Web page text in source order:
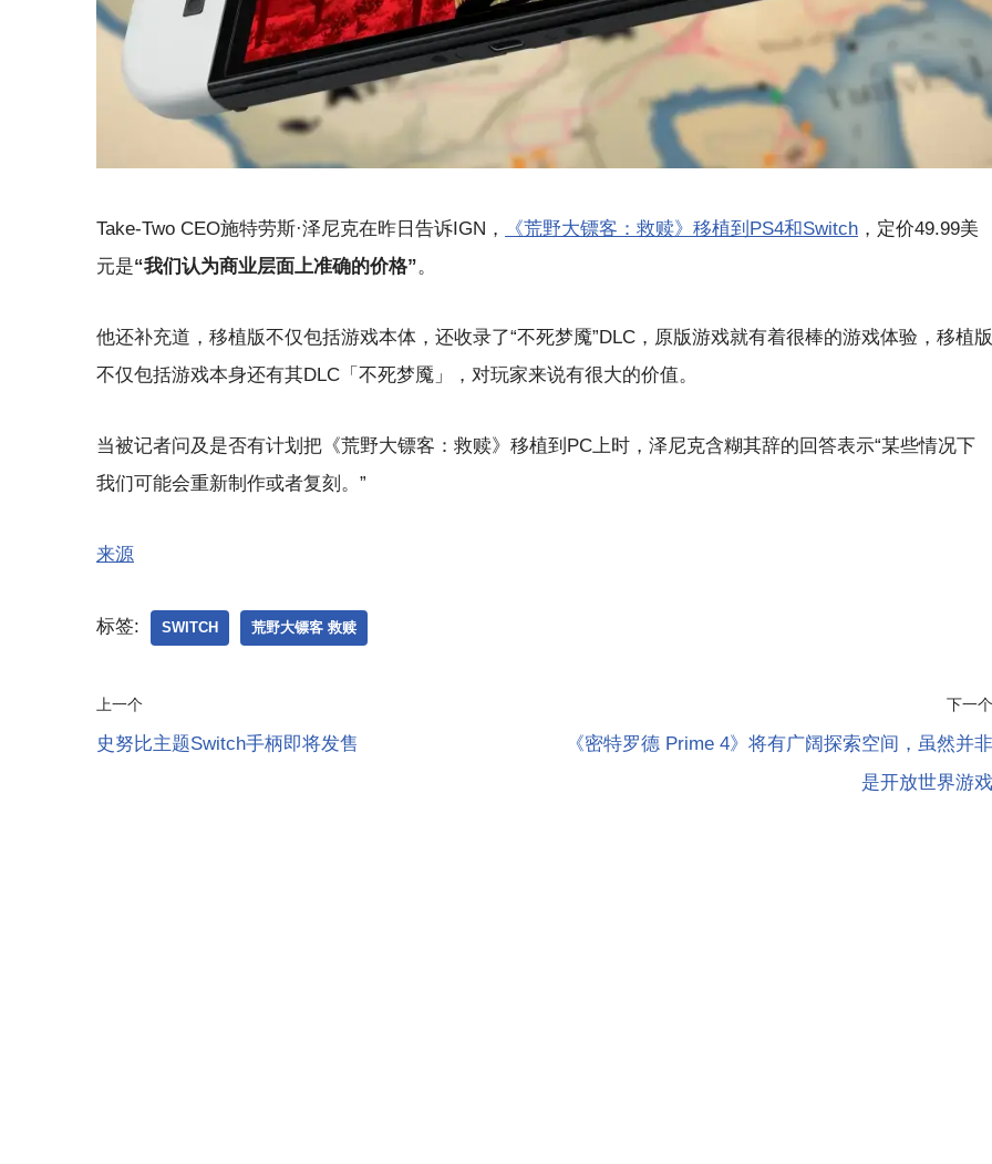
Take-Two CEO施特劳斯·泽尼克在昨日告诉IGN， 《荒野大镖客：救赎》移植到PS4和Switch ，定价49.99美
元是“我们认为商业层面上准确的价格”。
他还补充道，移植版不仅包括游戏本体，还收录了“不死梦魇”DLC，原版游戏就有着很棒的游戏体验，移植版
不仅包括游戏本身还有其DLC「不死梦魇」，对玩家来说有很大的价值。
当被记者问及是否有计划把《荒野大镖客：救赎》移植到PC上时，泽尼克含糊其辞的回答表示“某些情况下
我们可能会重新制作或者复刻。”
来源
标签: SWITCH 荒野大镖客 救赎
上一个
史努比主题Switch手柄即将发售
下一个
《密特罗德 Prime 4》将有广阔探索空间，虽然并非
是开放世界游戏